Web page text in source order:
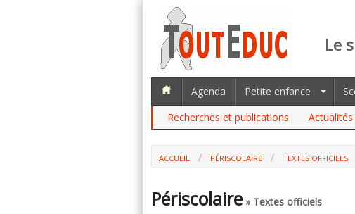
Le
Agenda Petite enfance
Recherches et publications
Actualités
ACCUEIL PÉRISCOLAIRE TEXTES OFFICIELS
Périscolaire» Textes officiels